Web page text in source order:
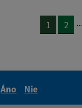
1 2
Áno
Nie